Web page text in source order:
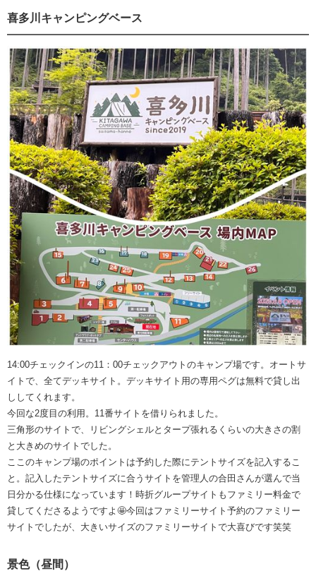
喜多川キャンピングベース
14:00チェックインの11：00チェックアウトのキャンプ場です。オートサ
イトで、全てデッキサイト。デッキサイト用の専用ペグは無料で貸し出
ししてくれます。
今回な2度目の利用。11番サイトを借りられました。
三角形のサイトで、リビングシェルとタープ張れるくらいの大きさの割
と大きめのサイトでした。
ここのキャンプ場のポイントは予約した際にテントサイズを記入するこ
と。記入したテントサイズに合うサイトを管理人の合田さんが選んで当
日分かる仕様になっています！時折グループサイトもファミリー料金で
貸してくださるようですよ🤩今回はファミリーサイト予約のファミリー
サイトでしたが、大きいサイズのファミリーサイトで大喜びです笑笑
景色（昼間）